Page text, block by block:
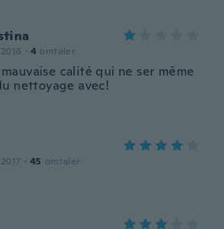
· 4 omtaler
calité qui ne ser même
nettoyage avec!
· 45 omtaler